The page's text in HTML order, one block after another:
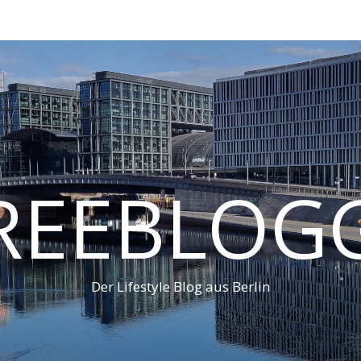
Der Lifestyle Blog aus Berlin